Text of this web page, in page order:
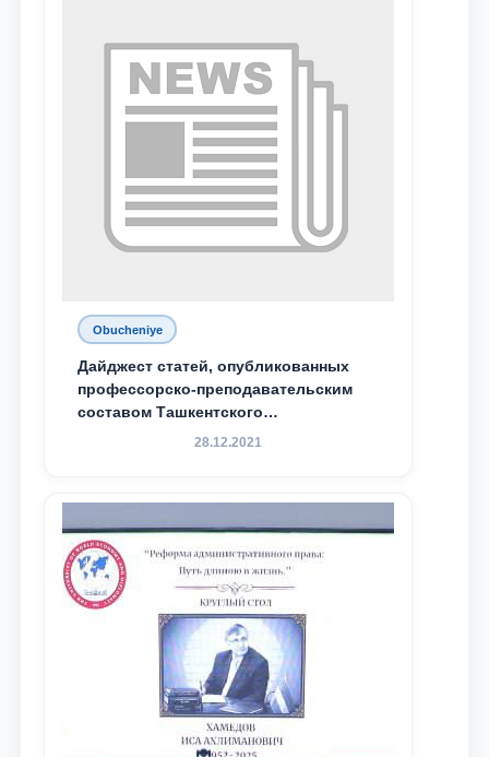
Obucheniye
Дайджест статей, опубликованных
профессорско-преподавательским
составом Ташкентского
государственного юридического
доведения до международного
сообщества результатов реформ и
исследований в сфере
противодействия коррупции
28.12.2021